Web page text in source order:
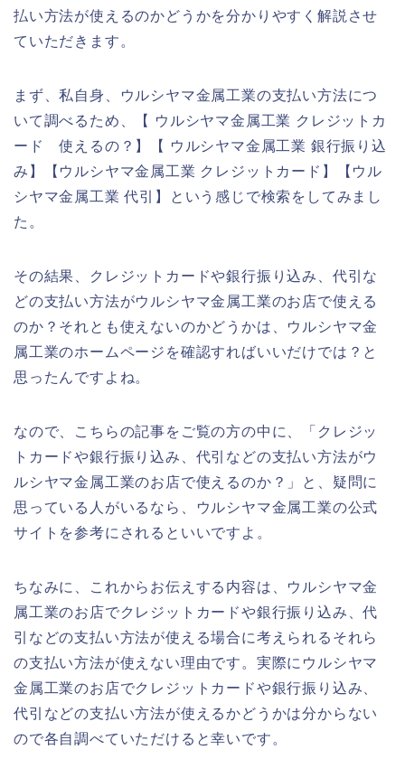
払い方法が使えるのかどうかを分かりやすく解説させ
ていただきます。
まず、私自身、ウルシヤマ金属工業の支払い方法につ
いて調べるため、【 ウルシヤマ金属工業 クレジットカ
ード 使えるの？】【 ウルシヤマ金属工業 銀行振り込
み】【ウルシヤマ金属工業 クレジットカード】【ウル
シヤマ金属工業 代引】という感じで検索をしてみまし
た。
その結果、クレジットカードや銀行振り込み、代引な
どの支払い方法がウルシヤマ金属工業のお店で使える
のか？それとも使えないのかどうかは、ウルシヤマ金
属工業のホームページを確認すればいいだけでは？と
思ったんですよね。
なので、こちらの記事をご覧の方の中に、「クレジッ
トカードや銀行振り込み、代引などの支払い方法がウ
ルシヤマ金属工業のお店で使えるのか？」と、疑問に
思っている人がいるなら、ウルシヤマ金属工業の公式
サイトを参考にされるといいですよ。
ちなみに、これからお伝えする内容は、ウルシヤマ金
属工業のお店でクレジットカードや銀行振り込み、代
引などの支払い方法が使える場合に考えられるそれら
の支払い方法が使えない理由です。実際にウルシヤマ
金属工業のお店でクレジットカードや銀行振り込み、
代引などの支払い方法が使えるかどうかは分からない
ので各自調べていただけると幸いです。